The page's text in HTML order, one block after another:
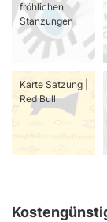
fröhlichen
Stanzungen
Karte Satzung |
Red Bull